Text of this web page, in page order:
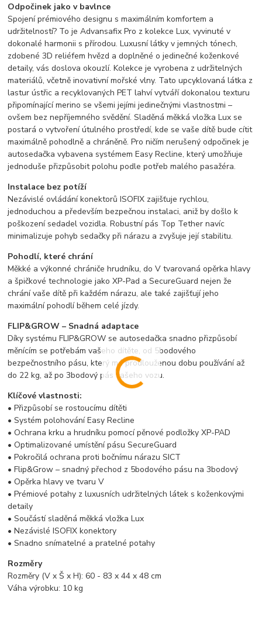
Odpočinek jako v bavlnce
Spojení prémiového designu s maximálním komfortem a
udržitelností? To je Advansafix Pro z kolekce Lux, vyvinuté v
dokonalé harmonii s přírodou. Luxusní látky v jemných tónech,
zdobené 3D reliéfem hvězd a doplněné o jedinečné koženkové
detaily, vás doslova okouzlí. Kolekce je vyrobena z udržitelných
materiálů, včetně inovativní mořské vlny. Tato upcyklovaná látka z
lastur ústřic a recyklovaných PET lahví vytváří dokonalou texturu
připomínající merino se všemi jejími jedinečnými vlastnostmi –
ovšem bez nepříjemného svědění. Sladěná měkká vložka Lux se
postará o vytvoření útulného prostředí, kde se vaše dítě bude cítit
maximálně pohodlně a chráněně. Pro ničím nerušený odpočinek je
autosedačka vybavena systémem Easy Recline, který umožňuje
jednoduše přizpůsobit polohu podle potřeb malého pasažéra.
Instalace bez potíží
Nezávislé ovládání konektorů ISOFIX zajišťuje rychlou,
jednoduchou a především bezpečnou instalaci, aniž by došlo k
poškození sedadel vozidla. Robustní pás Top Tether navíc
minimalizuje pohyb sedačky při nárazu a zvyšuje její stabilitu.
Pohodlí, které chrání
Měkké a výkonné chrániče hrudníku, do V tvarovaná opěrka hlavy
a špičkové technologie jako XP-Pad a SecureGuard nejen že
chrání vaše dítě při každém nárazu, ale také zajišťují jeho
maximální pohodlí během celé jízdy.
FLIP&GROW – Snadná adaptace
Díky systému FLIP&GROW se autosedačka snadno přizpůsobí
měnícím se potřebám vašeho dítěte, od 5bodového
bezpečnostního pásu, který má prodlouženou dobu používání až
do 22 kg, až po 3bodový pás vašeho vozu.
Klíčové vlastnosti:
• Přizpůsobí se rostoucímu dítěti
• Systém polohování Easy Recline
• Ochrana krku a hrudníku pomocí pěnové podložky XP-PAD
• Optimalizované umístění pásu SecureGuard
• Pokročilá ochrana proti bočnímu nárazu SICT
• Flip&Grow – snadný přechod z 5bodového pásu na 3bodový
• Opěrka hlavy ve tvaru V
• Prémiové potahy z luxusních udržitelných látek s koženkovými
detaily
• Součástí sladěná měkká vložka Lux
• Nezávislé ISOFIX konektory
• Snadno snímatelné a pratelné potahy
Rozměry
Rozměry (V x Š x H): 60 - 83 x 44 x 48 cm
Váha výrobku: 10 kg